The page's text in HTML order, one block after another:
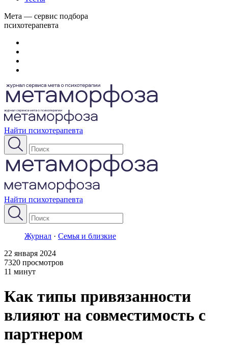
Мета — сервис подбора
психотерапевта
Найти психотерапевта
Найти психотерапевта
Журнал · Семья и близкие
22 января 2024
7320 просмотров
11 минут
Как типы привязанности
влияют на совместимость с
партнером